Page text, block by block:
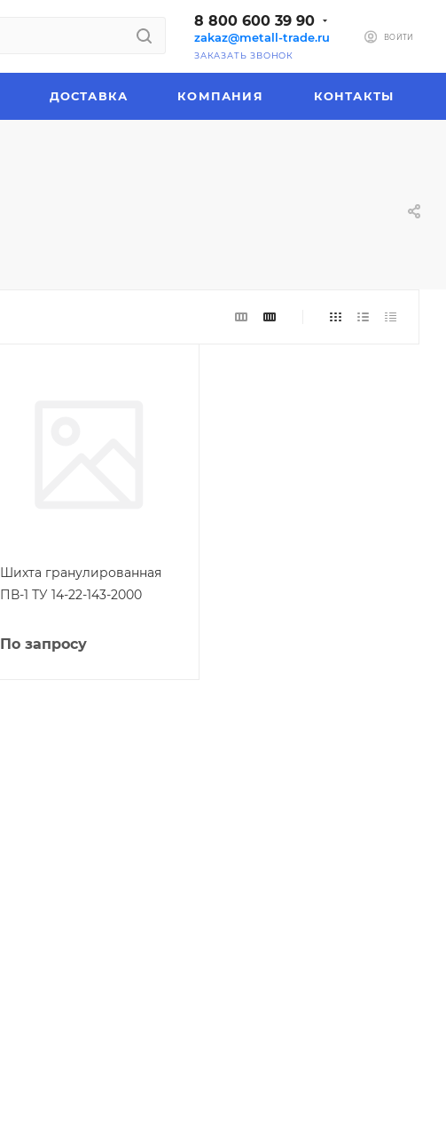
8 800 600 39 90
zakaz@metall-trade.ru
ЗАКАЗАТЬ ЗВОНОК
ВОЙТИ
ДОСТАВКА КОМПАНИЯ КОНТАКТЫ
Шихта гранулированная
ПВ-1 ТУ 14-22-143-2000
По запросу